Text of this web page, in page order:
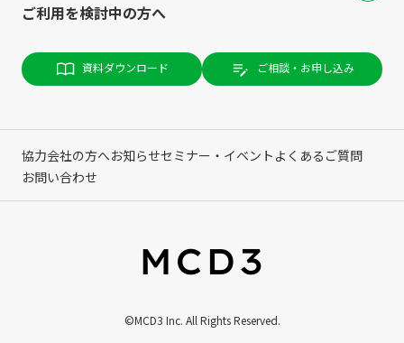
ご利用を検討中の方へ
資料ダウンロード ご相談・お申し込み
協力会社の方へお知らせセミナー・イベント よくあるご質問
お問い合わせ
©MCD3 Inc. All Rights Reserved.